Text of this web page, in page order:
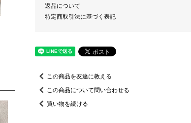
返品について
特定商取引法に基づく表記
この商品を友達に教える
この商品について問い合わせる
買い物を続ける